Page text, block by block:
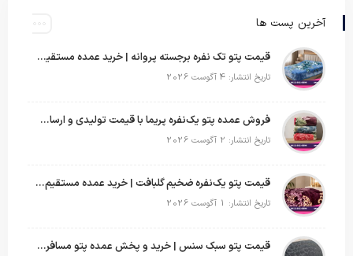
آخرین پست ها
قیمت پتو تک نفره برجسته پروانه | خرید عمده مستقیم با بهترین قیمت بازار
تاریخ انتشار: 4 آگوست 2026
فروش عمده پتو یک‌نفره پریما با قیمت تولیدی و ارسال به سراسر کشور
تاریخ انتشار: 2 آگوست 2026
قیمت پتو یک‌نفره ضخیم گلبافت | خرید عمده مستقیم با بهترین قیمت
تاریخ انتشار: 1 آگوست 2026
قیمت پتو سبک سنس | خرید و پخش عمده پتو مسافرتی Sense